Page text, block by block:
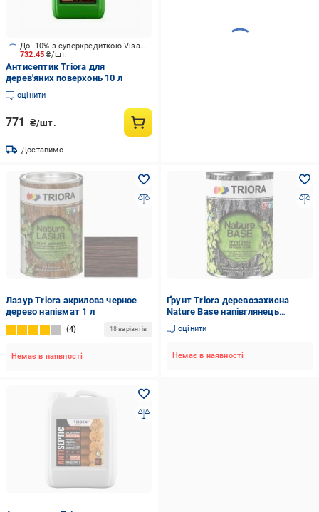
732.45₴/шт.
До -10% з суперкредиткою Visa Вигода
Антисептик Triora для
дерев'яних поверхонь 10 л
оцінити
771 ₴/шт.
Доставимо
Лазур Triora акрилова черное
дерево напівмат 1 л
4 18 варіантів
Немає в наявності
Ґрунт Triora деревозахисна
Nature Base напівглянець
безколірна 1 л
оцінити
Немає в наявності